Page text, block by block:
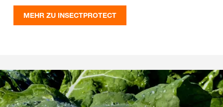
MEHR ZU INSECTPROTECT